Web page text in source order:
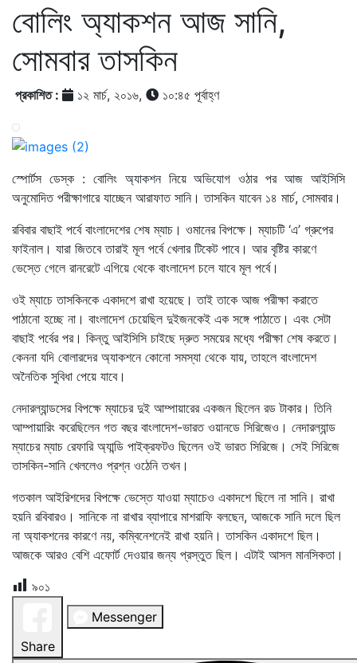
বোলিং অ্যাকশন আজ সানি,
সোমবার তাসকিন
প্রকাশিত : ১২ মার্চ, ২০১৬, ১০:৪৫ পূর্বাহ্ণ
স্পোর্টস ডেস্ক : বোলিং অ্যাকশন নিয়ে অভিযোগ ওঠার পর আজ আইসিসি
অনুমোদিত পরীক্ষাগারে যাচ্ছেন আরাফাত সানি। তাসকিন যাবেন ১৪ মার্চ, সোমবার।
রবিবার বাছাই পর্বে বাংলাদেশের শেষ ম্যাচ। ওমানের বিপক্ষে। ম্যাচটি ‘এ’ গ্রুপের
ফাইনাল। যারা জিতবে তারাই মূল পর্বে খেলার টিকেট পাবে। আর বৃষ্টির কারণে
ভেস্তে গেলে রানরেটে এগিয়ে থেকে বাংলাদেশ চলে যাবে মূল পর্বে।
ওই ম্যাচে তাসকিনকে একাদশে রাখা হয়েছে। তাই তাকে আজ পরীক্ষা করাতে
পাঠানো হচ্ছে না। বাংলাদেশ চেয়েছিল দুইজনকেই এক সঙ্গে পাঠাতে। এবং সেটা
বাছাই পর্বের পর। কিন্তু আইসিসি চাইছে দ্রুত সময়ের মধ্যে পরীক্ষা শেষ করতে।
কেননা যদি বোলারদের অ্যাকশনে কোনো সমস্যা থেকে যায়, তাহলে বাংলাদেশ
অনৈতিক সুবিধা পেয়ে যাবে।
নেদারল্যান্ডসের বিপক্ষে ম্যাচের দুই আম্পায়ারের একজন ছিলেন রড টাকার। তিনি
আম্পায়ারিং করেছিলেন গত বছর বাংলাদেশ-ভারত ওয়ানডে সিরিজেও। নেদারল্যান্ড
ম্যাচের ম্যাচ রেফারি অ্যান্ডি পাইক্রফটও ছিলেন ওই ভারত সিরিজে। সেই সিরিজে
তাসকিন-সানি খেললেও প্রশ্ন ওঠেনি তখন।
গতকাল আইরিশদের বিপক্ষে ভেস্তে যাওয়া ম্যাচেও একাদশে ছিলে না সানি। রাখা
হয়নি রবিবারও। সানিকে না রাখার ব্যাপারে মাশরাফি বলছেন, আজকে সানি দলে ছিল
না অ্যাকশনের কারণে নয়, কম্বিনেশনেই রাখা হয়নি। তাসকিন একাদশে ছিল।
আজকে আরও বেশি এফোর্ট দেওয়ার জন্য প্রস্তুত ছিল। এটাই আসল মানসিকতা।
৯০১
Share
Messenger